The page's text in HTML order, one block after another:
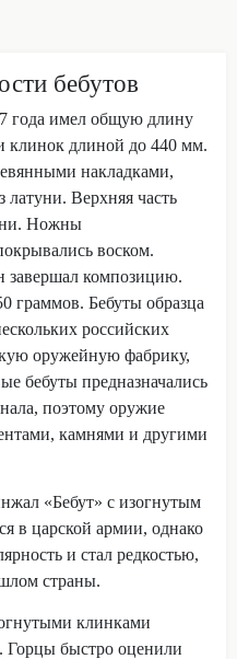
бебутов
года имел общую длину
клинок длиной до 440 мм.
накладками,
Верхняя часть
Ножны
воском.
завершал композицию.
граммов. Бебуты образца
российских
оружейную фабрику,
бебуты предназначались
поэтому оружие
камнями и другими
«Бебут» с изогнутым
в царской армии, однако
и стал редкостью,
страны.
клинками
Горцы быстро оценили